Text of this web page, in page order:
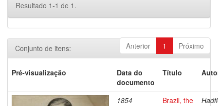
Resultado 1-1 de 1.
Anterior 1 Próximo
Conjunto de itens:
Pré-visualização
Data do
documento
Título
1854
Brazil, the